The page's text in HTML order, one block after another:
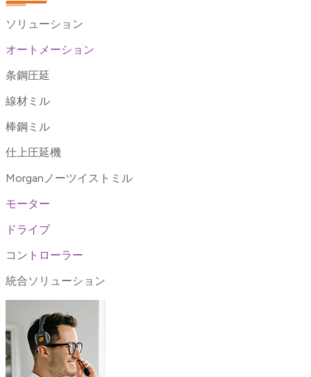
ソリューション
オートメーション
条鋼圧延
線材ミル
棒鋼ミル
仕上圧延機
Morganノーツイストミル
モーター
ドライブ
コントローラー
統合ソリューション